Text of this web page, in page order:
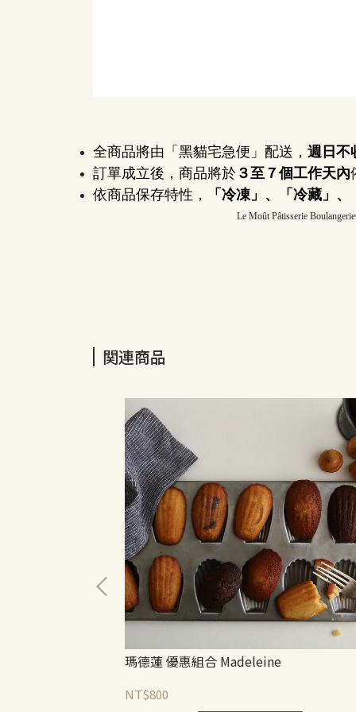
全商品將由「黑貓宅急便」配送， 週日不
訂單成立後，商品將於 ３至７個工作天內
依商品保存特性，
「冷凍」、「冷藏」
Le Moût Pâtisserie
関連商品
瑪德蓮 優惠組合 Madeleine
NT$800